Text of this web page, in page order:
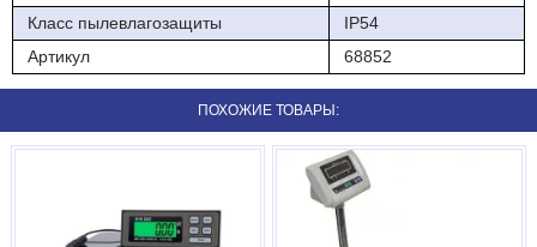
4. Мембранная влагостойкая клавиатура;
5. Высокая скорость взвешивания;
7. Функция компаратор (Hi-Ok-Lo);
8. Функция чистый /полный вес (Net/Gross);
9. Автоматическая установка нуля при включении;
Класс пылевлагозащиты
IP54
Артикул
68852
ПОХОЖИЕ ТОВАРЫ: